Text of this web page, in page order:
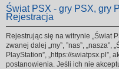
Świat PSX - gry PSX, gry
Rejestracja
Rejestrując się na witrynie „Świat
zwanej dalej „my”, ”nas”, „nasza”,
PlayStation”, „https://swiatpsx.pl”,
postanowienia. Jeśli ich nie